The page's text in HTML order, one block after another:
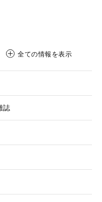
全ての情報を表示
誌